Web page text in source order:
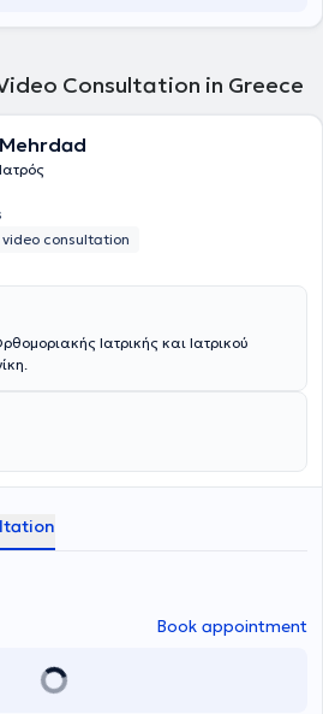
Consultation in Greece
consultation
Ιατρικής και Ιατρικού
Book appointment